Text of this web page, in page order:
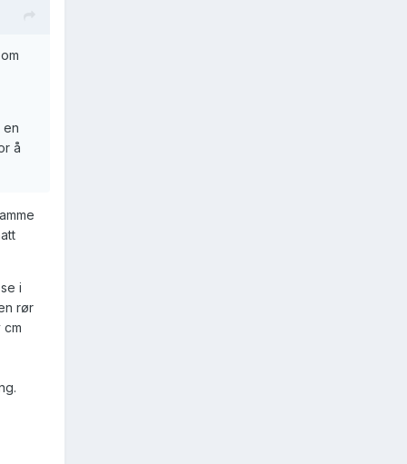
en
å
i
rør
cm